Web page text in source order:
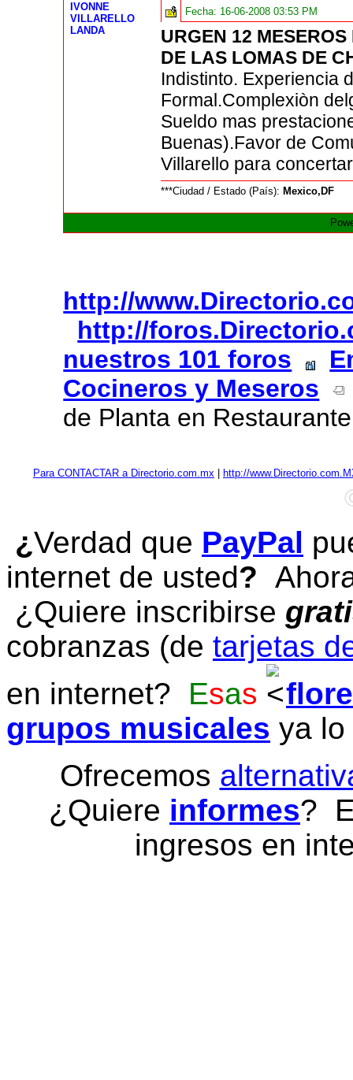
IVONNE
VILLARELLO
LANDA
Fecha: 16-06-2008 03:53 PM
URGEN 12
DE LAS LOMAS DE
Indistinto. Experiencia
Formal.Complexiòn
Sueldo mas
Buenas).Favor de
Villarello para
***Ciudad / Estado (País): Mexico,DF
http://
http://
nuestros 101 foros
Cocineros y Meseros
de Planta en
Para CONTACTAR a Directorio.com.mx http://
¿Verdad que PayPal
internet de usted?
¿Quiere inscribirse
cobranzas (de tarjetas
en internet? Esas
grupos musicales ya
Ofrecemos
¿Quiere informes?
ingresos en